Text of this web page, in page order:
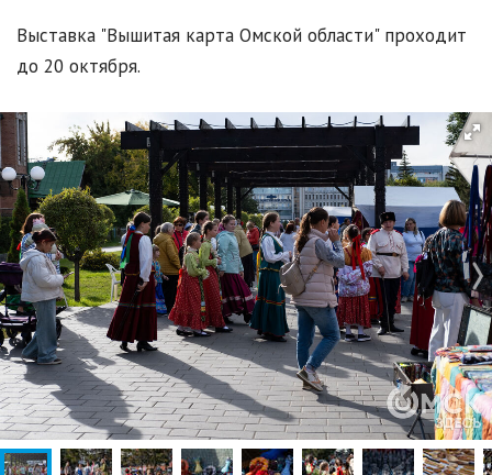
Выставка "Вышитая карта Омской области" проходит
до 20 октября.